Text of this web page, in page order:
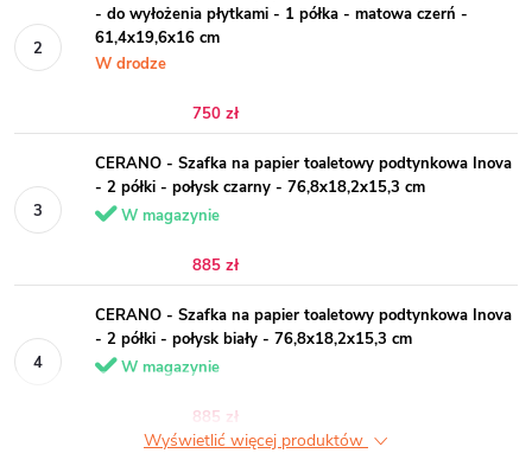
- do wyłożenia płytkami - 1 półka - matowa czerń -
61,4x19,6x16 cm
W drodze
750 zł
CERANO - Szafka na papier toaletowy podtynkowa Inova
- 2 półki - połysk czarny - 76,8x18,2x15,3 cm
W magazynie
885 zł
CERANO - Szafka na papier toaletowy podtynkowa Inova
- 2 półki - połysk biały - 76,8x18,2x15,3 cm
W magazynie
885 zł
Wyświetlić więcej produktów